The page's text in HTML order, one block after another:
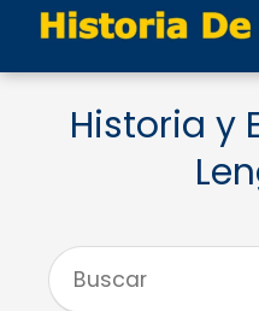
Historia y